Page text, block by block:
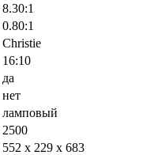
8.30:1
0.80:1
Christie
16:10
да
нет
ламповый
2500
552 x 229 x 683